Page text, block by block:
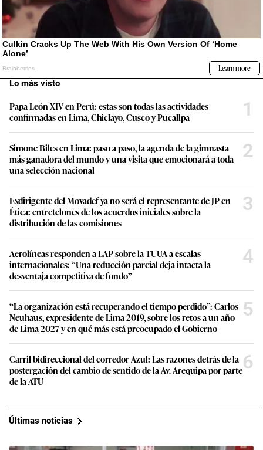
Lo más visto
Papa León XIV en Perú: estas son todas las actividades
confirmadas en Lima, Chiclayo, Cusco y Pucallpa
1
Simone Biles en Lima: paso a paso, la agenda de la gimnasta
más ganadora del mundo y una visita que emocionará a toda
una selección nacional
2
Exdirigente del Movadef ya no será el representante de JP en
Ética: entretelones de los acuerdos iniciales sobre la
distribución de las comisiones
3
Aerolíneas responden a LAP sobre la TUUA a escalas
internacionales: “Una reducción parcial deja intacta la
desventaja competitiva de fondo”
4
“La organización está recuperando el tiempo perdido”: Carlos
Neuhaus, expresidente de Lima 2019, sobre los retos a un año
de Lima 2027 y en qué más está preocupado el Gobierno
5
Carril bidireccional del corredor Azul: Las razones detrás de la
postergación del cambio de sentido de la Av. Arequipa por parte
de la ATU
6
Últimas noticias